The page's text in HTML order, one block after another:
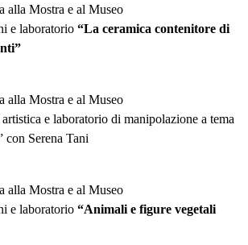
alla Mostra e al Museo
e laboratorio “La ceramica contenitore di
alla Mostra e al Museo
e laboratorio di manipolazione a tema
con Serena Tani
alla Mostra e al Museo
e laboratorio “Animali e figure vegetali